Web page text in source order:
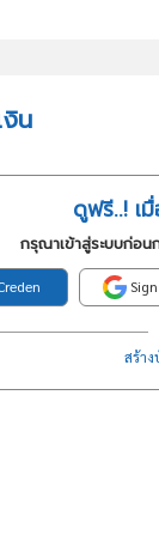
งิน
ดูฟรี..! เ
กรุณาเข้าสู่ระบบก่อน
สร้า